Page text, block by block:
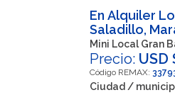
En Alquiler
Saladillo,
Mini Local Gran
Precio: USD
Código REMAX:
Ciudad /